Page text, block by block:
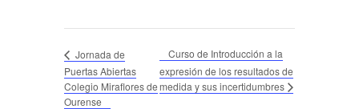
Jornada de
Puertas Abiertas
Colegio Miraflores de
Ourense
Curso de Introducción a la
expresión de los resultados de
medida y sus incertidumbres